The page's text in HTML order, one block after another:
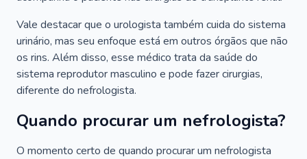
Vale destacar que o urologista também cuida do sistema
urinário, mas seu enfoque está em outros órgãos que não
os rins. Além disso, esse médico trata da saúde do
sistema reprodutor masculino e pode fazer cirurgias,
diferente do nefrologista.
Quando procurar um nefrologista?
O momento certo de quando procurar um nefrologista